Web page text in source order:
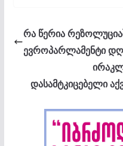
რა წერია
ევროპარლამენტი
დასამტკიცებელი